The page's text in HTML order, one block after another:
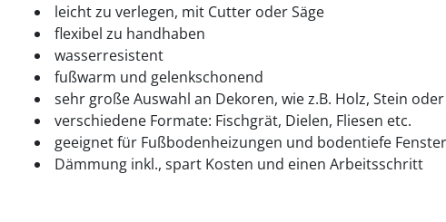
leicht zu verlegen, mit Cutter oder Säge
flexibel zu handhaben
wasserresistent
fußwarm und gelenkschonend
sehr große Auswahl an Dekoren, wie z.B. Holz, Stein oder
verschiedene Formate: Fischgrät, Dielen, Fliesen etc.
geeignet für Fußbodenheizungen und bodentiefe Fenster
Dämmung inkl., spart Kosten und einen Arbeitsschritt